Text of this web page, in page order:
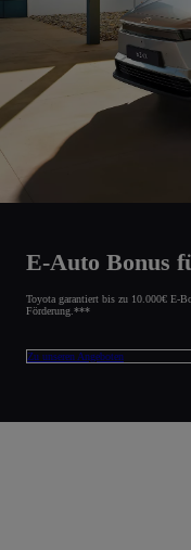
E-Auto Bonus
Toyota garantiert bis zu 10.000€ E-
Förderung.***
Zu unseren Angeboten